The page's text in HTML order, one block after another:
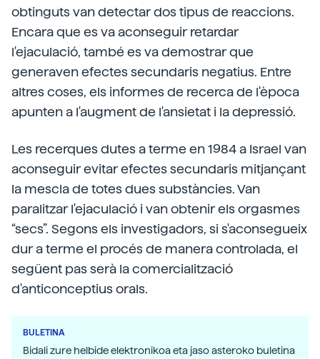
obtinguts van detectar dos tipus de reaccions.
Encara que es va aconseguir retardar
l'ejaculació, també es va demostrar que
generaven efectes secundaris negatius. Entre
altres coses, els informes de recerca de l'època
apunten a l'augment de l'ansietat i la depressió.
Les recerques dutes a terme en 1984 a Israel van
aconseguir evitar efectes secundaris mitjançant
la mescla de totes dues substàncies. Van
paralitzar l'ejaculació i van obtenir els orgasmes
“secs”. Segons els investigadors, si s'aconsegueix
dur a terme el procés de manera controlada, el
següent pas serà la comercialització
d'anticonceptius orals.
BULETINA
Bidali zure helbide elektronikoa eta jaso asteroko buletina